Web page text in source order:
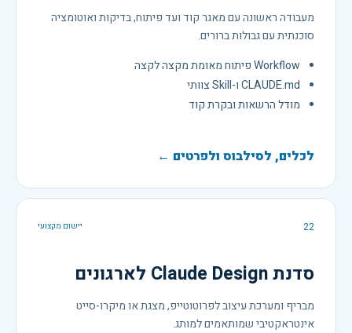
מעבודה ראשונה עם מאגר קוד ועד פיתוח, בדיקות ואוטומציה
סוכנתית עם גבולות ברורים.
Workflow פיתוח מאומת מקצה לקצה
CLAUDE.md ו-Skill צוותי
מודל הרשאות ובקרת קוד
לכלים, לסילבוס ולפרטים ←
22 יישום מקצועי
סדנת Claude Design לארגונים
מבריף ומערכת עיצוב לפרוטוטייפ, מצגת או מיקרו-סייט
אינטראקטיבי שמותאמים למותג.